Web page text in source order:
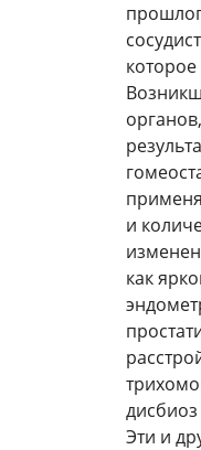
и
как
Эти и